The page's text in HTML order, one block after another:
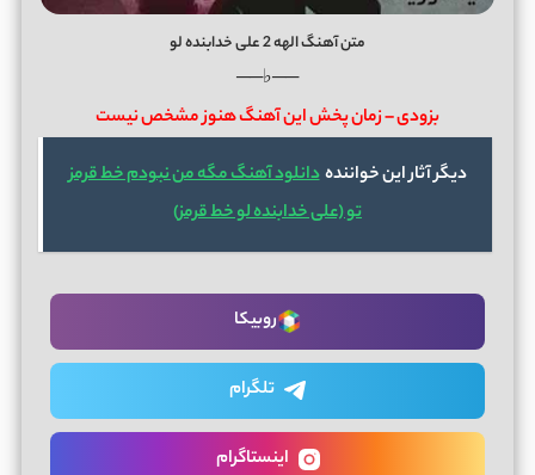
متن آهنگ الهه 2 علی خدابنده‌ لو
──♭──
بزودی – زمان پخش این آهنگ هنوز مشخص نیست
دیگر آثار این خوانندهدانلود آهنگ مگه من نبودم خط قرمز
تو (علی خدابنده لو خط قرمز)
روبیکا
تلگرام
اینستاگرام